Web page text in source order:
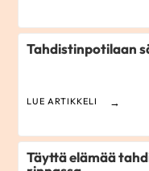
Tahdistinpotilaan
LUE ARTIKKELI
Täyttä elämää